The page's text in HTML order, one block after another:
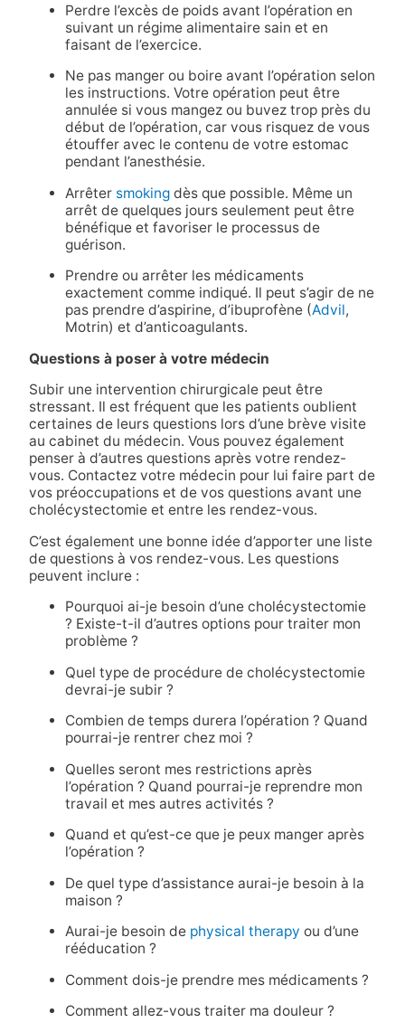
Perdre l’excès de poids avant l’opération en
suivant un régime alimentaire sain et en
faisant de l’exercice.
Ne pas manger ou boire avant l’opération selon
les instructions. Votre opération peut être
annulée si vous mangez ou buvez trop près du
début de l’opération, car vous risquez de vous
étouffer avec le contenu de votre estomac
pendant l’anesthésie.
Arrêter smokingdès que possible. Même un
arrêt de quelques jours seulement peut être
bénéfique et favoriser le processus de
guérison.
Prendre ou arrêter les médicaments
exactement comme indiqué. Il peut s’agir de ne
pas prendre d’aspirine, d’ibuprofène (Advil,
Motrin) et d’anticoagulants.
Questions à poser à votre médecin
Subir une intervention chirurgicale peut être
stressant. Il est fréquent que les patients oublient
certaines de leurs questions lors d’une brève visite
au cabinet du médecin. Vous pouvez également
penser à d’autres questions après votre rendez-
vous. Contactez votre médecin pour lui faire part de
vos préoccupations et de vos questions avant une
cholécystectomie et entre les rendez-vous.
C’est également une bonne idée d’apporter une liste
de questions à vos rendez-vous. Les questions
peuvent inclure :
Pourquoi ai-je besoin d’une cholécystectomie
? Existe-t-il d’autres options pour traiter mon
problème ?
Quel type de procédure de cholécystectomie
devrai-je subir ?
Combien de temps durera l’opération ? Quand
pourrai-je rentrer chez moi ?
Quelles seront mes restrictions après
l’opération ? Quand pourrai-je reprendre mon
travail et mes autres activités ?
Quand et qu’est-ce que je peux manger après
l’opération ?
De quel type d’assistance aurai-je besoin à la
maison ?
Aurai-je besoin de physical therapy ou d’une
rééducation ?
Comment dois-je prendre mes médicaments ?
Comment allez-vous traiter ma douleur ?